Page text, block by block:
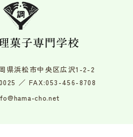
県浜松市中央区広沢1-2-2
／ FAX:053-456-8708
cho.net